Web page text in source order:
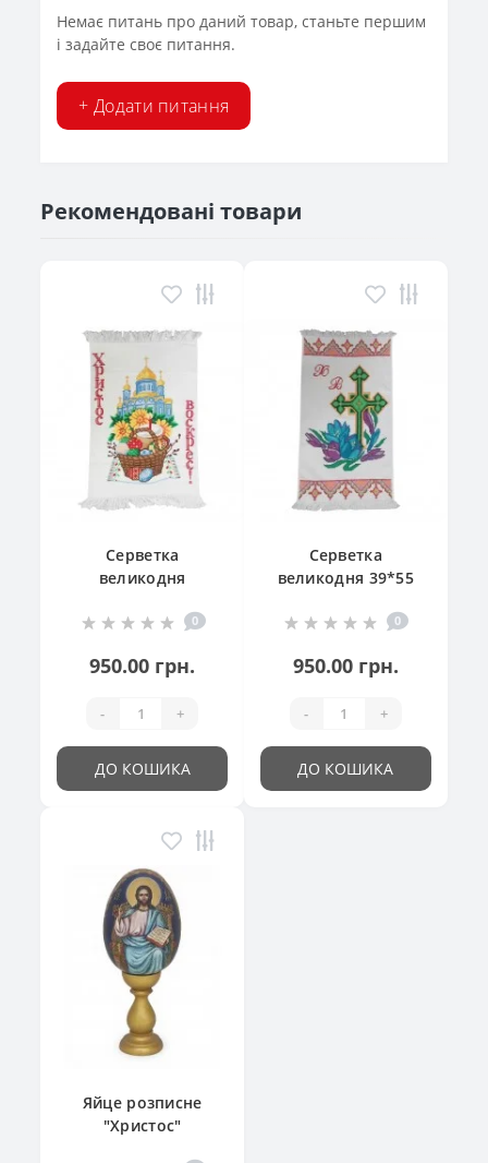
Немає питань про даний товар, станьте першим
і задайте своє питання.
+ Додати питання
Рекомендовані товари
Серветка
великодня
кошик"
0
950.00 грн.
- +
ДО КОШИКА
Серветка
великодня 39*55
0
950.00 грн.
- +
ДО КОШИКА
Яйце розписне
"Христос"